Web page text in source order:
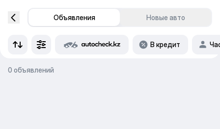
Объявления Новые авто
В кредит
0 объявлений